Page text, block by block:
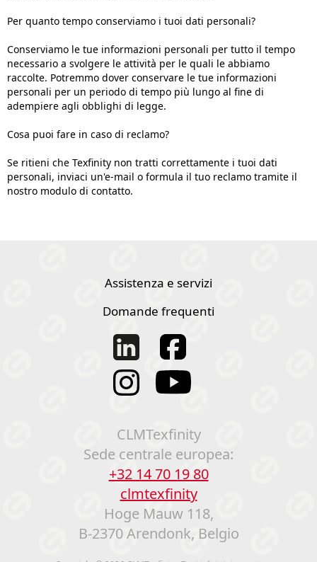
Per quanto tempo conserviamo i tuoi dati personali?
Conserviamo le tue informazioni personali per tutto il tempo
necessario a svolgere le attività per le quali le abbiamo
raccolte. Potremmo dover conservare le tue informazioni
personali per un periodo di tempo più lungo al fine di
adempiere agli obblighi di legge.
Cosa puoi fare in caso di reclamo?
Se ritieni che Texfinity non tratti correttamente i tuoi dati
personali, inviaci un'e-mail o formula il tuo reclamo tramite il
nostro modulo di contatto.
Assistenza e servizi
Domande frequenti
CLMTexfinity
Sede centrale europea:
+32 14 70 19 80
clmtexfinity
Hoge Mauw 118,
B-2370 Arendonk, Belgio